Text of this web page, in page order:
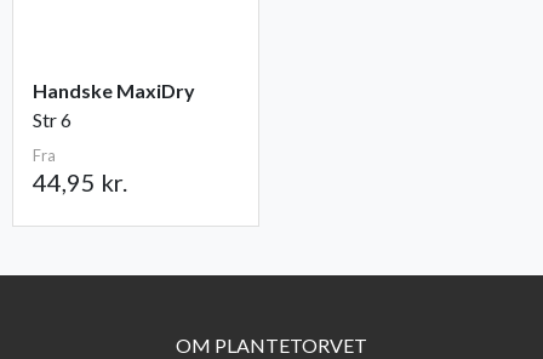
Handske MaxiDry
Str 6
Fra
44,95 kr.
OM PLANTETORVET